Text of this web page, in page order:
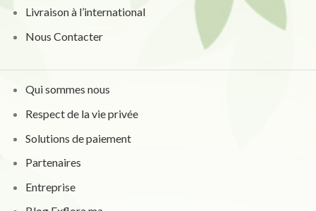
Livraison à l’international
Nous Contacter
Qui sommes nous
Respect de la vie privée
Solutions de paiement
Partenaires
Entreprise